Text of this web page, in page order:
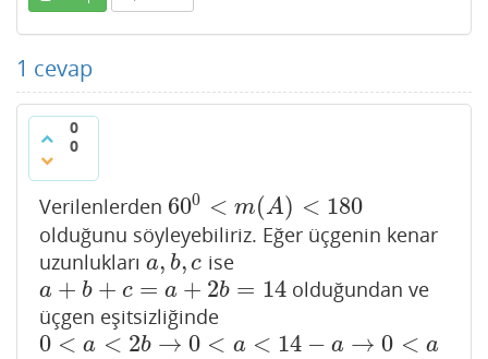
1 cevap
0
0
Verilenlerden 600 < m(A) < 180
600 m (A)<180
olduğunu söyleyebiliriz. Eğer üçgenin kenar
uzunlukları a, b, c
a,b,c ise
a + b + c = a + 2b = 14
a+b+c =a +2 b= 14
olduğundan ve
üçgen eşitsizliğinde
0 < a < 2b → 0 < a < 14 − a → 0 < a
0<a< 2b → 0<a <14− a→ 0< a< 7..........( 1)